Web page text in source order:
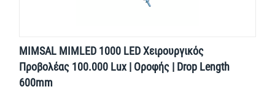
MIMSAL MIMLED 1000 LED Χειρουργικός
Προβολέας 100.000 Lux | Οροφής | Drop Length
600mm